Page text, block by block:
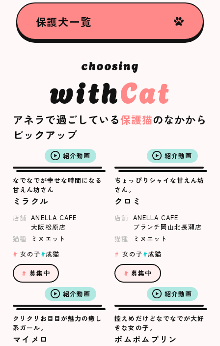
保護犬一覧
withCat
アネラで過ごしている保護猫のなかから
ピックアップ
紹介動画
なでなでが幸せな時間になる
甘えん坊さん
ミラクル
店舗 ANELLA CAFE
大阪松原店
猫種
ミヌエット
女の子
成猫
募集中
紹介動画
ちょっぴりシャイな甘えん坊
さん。
クロミ
店舗 ANELLA CAFE
ブランチ岡山北長瀬店
猫種
ミヌエット
女の子
成猫
募集中
紹介動画
クリクリお目目が魅力の癒し
系ガール。
マイメロ
紹介動画
控えめだけどなでなでが大好
きな女の子。
ポムポムプリン